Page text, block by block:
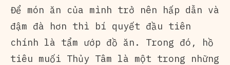
Để món ăn của mình trở nên hấp dẫn và
đậm đà hơn thì bí quyết đầu tiên
chính là tẩm ướp đồ ăn. Trong đó, hồ
tiêu muối Thủy Tâm là một trong những